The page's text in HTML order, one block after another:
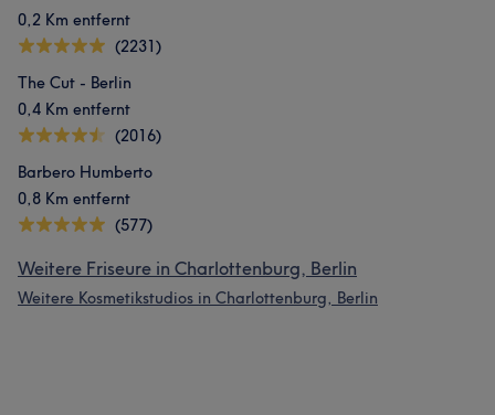
0,2 Km entfernt
(2231)
The Cut - Berlin
0,4 Km entfernt
(2016)
Barbero Humberto
0,8 Km entfernt
(577)
Weitere Friseure in Charlottenburg, Berlin
Weitere Kosmetikstudios in Charlottenburg, Berlin